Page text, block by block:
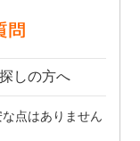
しの方へ
点はありません